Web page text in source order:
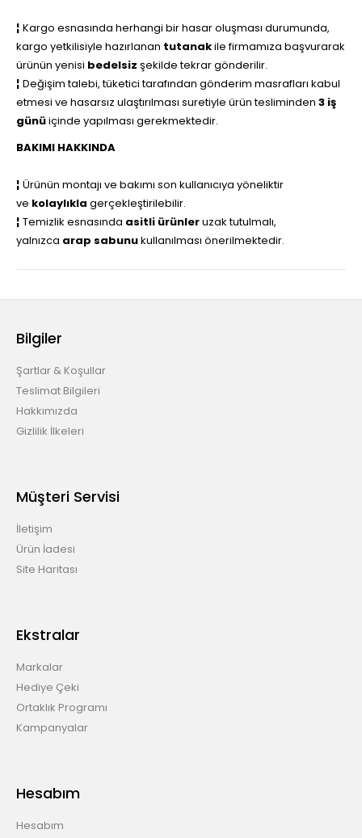
¦ Kargo esnasında herhangi bir hasar oluşması durumunda,
kargo yetkilisiyle hazırlanan tutanakile firmamıza başvurarak
ürünün yenisi bedelsiz şekilde tekrar gönderilir.
¦ Değişim talebi, tüketici tarafından gönderim masrafları kabul
etmesi ve hasarsız ulaştırılması suretiyle ürün tesliminden 3 iş
günüiçinde yapılması gerekmektedir.
BAKIMI HAKKINDA
¦ Ürünün montajı ve bakımı son kullanıcıya yöneliktir
ve kolaylıkla gerçekleştirilebilir.
¦ Temizlik esnasında asitli ürünleruzak tutulmalı,
yalnızca arap sabunukullanılması önerilmektedir.
Bilgiler
Şartlar & Koşullar
Teslimat Bilgileri
Hakkımızda
Gizlilik İlkeleri
Müşteri Servisi
İletişim
Ürün İadesi
Site Haritası
Ekstralar
Markalar
Hediye Çeki
Ortaklık Programı
Kampanyalar
Hesabım
Hesabım